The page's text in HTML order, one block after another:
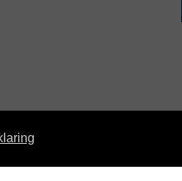
2008 - 2026 -